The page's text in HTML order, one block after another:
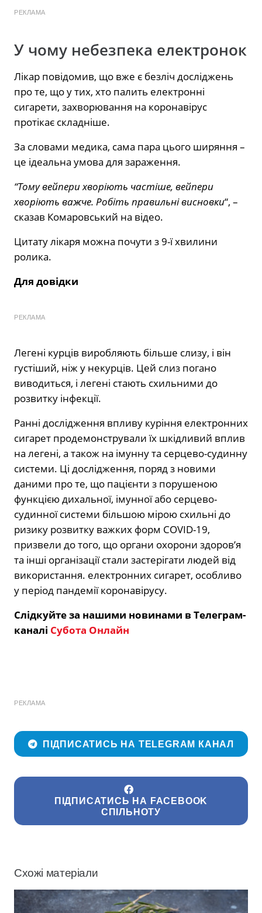
РЕКЛАМА
У чому небезпека електронок
Лікар повідомив, що вже є безліч досліджень
про те, що у тих, хто палить електронні
сигарети, захворювання на коронавірус
протікає складніше.
За словами медика, сама пара цього ширяння –
це ідеальна умова для зараження.
“Тому вейпери хворіють частіше, вейпери
хворіють важче. Робіть правильні висновки“, –
сказав Комаровський на відео.
Цитату лікаря можна почути з 9-ї хвилини
ролика.
Для довідки
РЕКЛАМА
Легені курців виробляють більше слизу, і він
густіший, ніж у некурців. Цей слиз погано
виводиться, і легені стають схильними до
розвитку інфекції.
Ранні дослідження впливу куріння електронних
сигарет продемонстрували їх шкідливий вплив
на легені, а також на імунну та серцево-судинну
системи. Ці дослідження, поряд з новими
даними про те, що пацієнти з порушеною
функцією дихальної, імунної або серцево-
судинної системи більшою мірою схильні до
ризику розвитку важких форм COVID-19,
призвели до того, що органи охорони здоров’я
та інші організації стали застерігати людей від
використання. електронних сигарет, особливо
у період пандемії коронавірусу.
Слідкуйте за нашими новинами в Телеграм-
каналі Субота Онлайн
РЕКЛАМА
ПІДПИСАТИСЬ НА TELEGRAM КАНАЛ
ПІДПИСАТИСЬ НА FACEBOOK
СПІЛЬНОТУ
Схожі матеріали